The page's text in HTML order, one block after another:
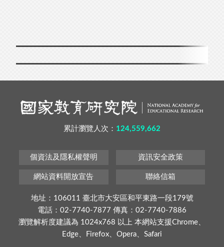
累計瀏覽人次： 124,559,662
個資法及隱私權聲明 資訊安全政策
網站資料開放宣告 聯絡信箱
地址：106011 臺北市大安區和平東路一段179號
電話：02-7740-7877 傳真：02-7740-7886
瀏覽解析度建議為 1024x768 以上 本網站支援Chrome、
Edge、Firefox、Opera、Safari